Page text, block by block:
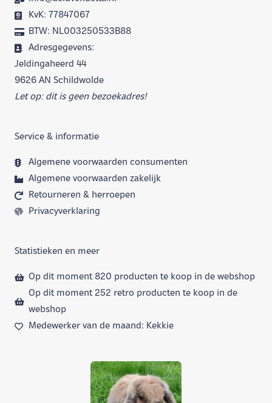
KvK: 77847067
BTW: NL003250533B88
Adresgegevens:
Jeldingaheerd 44
9626 AN Schildwolde
Let op: dit is geen bezoekadres!
Service & informatie
Algemene voorwaarden consumenten
Algemene voorwaarden zakelijk
Retourneren & herroepen
Privacyverklaring
Statistieken en meer
Op dit moment 820 producten te koop in de webshop
Op dit moment 252 retro producten te koop in de
webshop
Medewerker van de maand: Kekkie